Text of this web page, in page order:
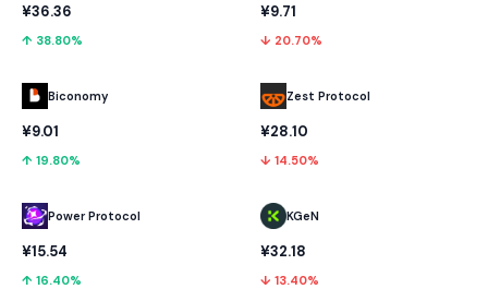
¥36.36
↑ 38.80%
Biconomy
¥9.01
↑ 19.80%
Power Protocol
¥15.54
↑ 16.40%
¥9.71
↓ 20.70%
Zest Protocol
¥28.10
↓ 14.50%
KGeN
¥32.18
↓ 13.40%